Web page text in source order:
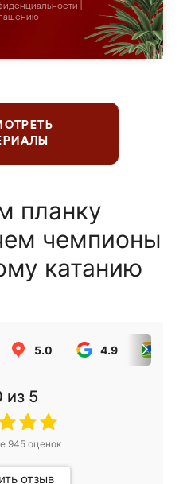
планку
чемпионы
катанию
5.0 4.9
из 5
945оценок
отзыв